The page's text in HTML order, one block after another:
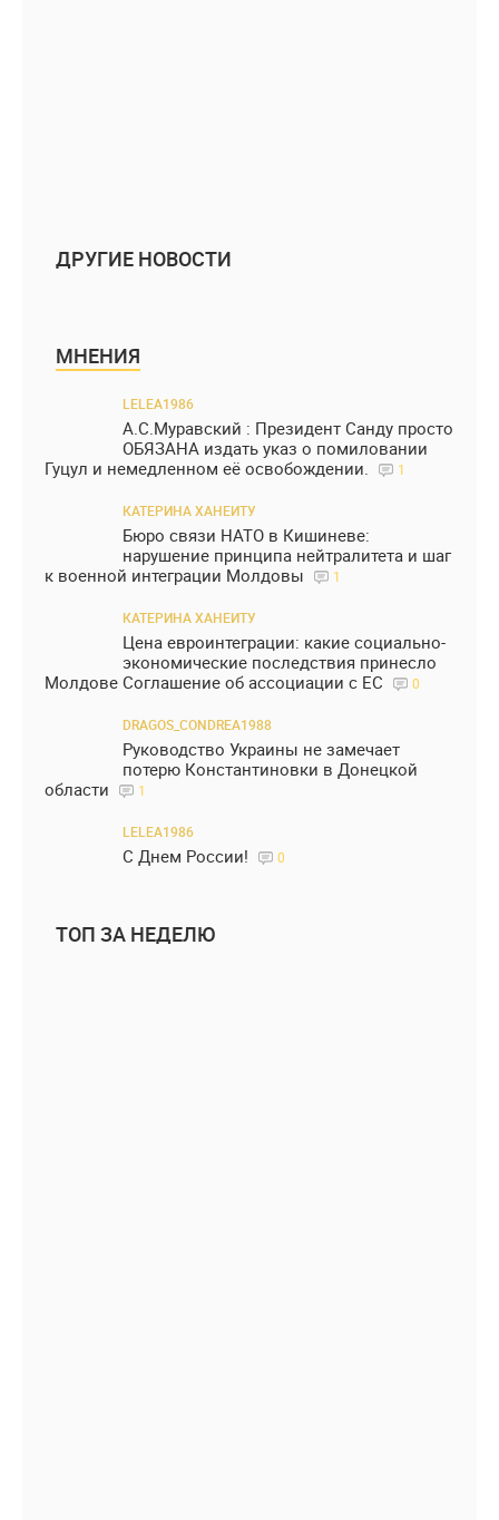
ДРУГИЕ НОВОСТИ
МНЕНИЯ
LELEA1986
А.С.Муравский : Президент Санду просто
ОБЯЗАНА издать указ о помиловании
Гуцул и немедленном её освобождении.
1
КАТЕРИНА ХАНЕИТУ
Бюро связи НАТО в Кишиневе:
нарушение принципа нейтралитета и шаг
к военной интеграции Молдовы
1
КАТЕРИНА ХАНЕИТУ
Цена евроинтеграции: какие социально-
экономические последствия принесло
Молдове Соглашение об ассоциации с ЕС
0
DRAGOS_CONDREA1988
Руководство Украины не замечает
потерю Константиновки в Донецкой
области
1
LELEA1986
С Днем России! 0
ТОП ЗА НЕДЕЛЮ